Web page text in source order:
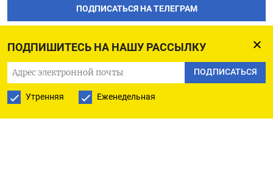
ПОДПИШИТЕСЬ НА НАШУ РАССЫЛКУ
ПОДПИСАТЬСЯ
Утренняя Еженедельная
ПОДПИСАТЬСЯ НА ТЕЛЕГРАМ